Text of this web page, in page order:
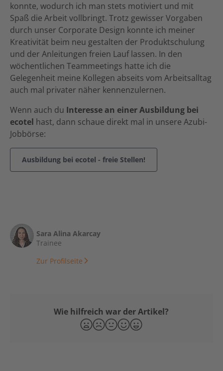
konnte, wodurch ich man stets motiviert und mit
Spaß die Arbeit vollbringt. Trotz gewisser Vorgaben
durch unser Corporate Design konnte ich meiner
Kreativität beim neu gestalten der Produktschulung
und der Anleitungen freien Lauf lassen. In den
wöchentlichen Teammeetings hatte ich die
Gelegenheit meine Kollegen abseits vom Arbeitsalltag
auch mal privater näher kennenzulernen.
Wenn auch du Interesse an einer Ausbildung bei
ecotel hast, dann schaue direkt mal in unsere Azubi-
Jobbörse:
Ausbildung bei ecotel - freie Stellen!
Sara Alina Akarcay
Trainee
Zur Profilseite
Wie hilfreich war der Artikel?